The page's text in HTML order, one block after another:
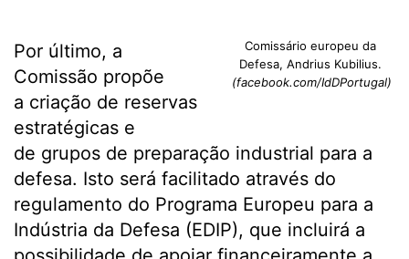
Comissário europeu da
Defesa, Andrius Kubilius.
(facebook.com/IdDPortugal)
Por último, a
Comissão propõe
a criação de reservas
estratégicas e
de grupos de preparação industrial para a
defesa. Isto será facilitado através do
regulamento do Programa Europeu para a
Indústria da Defesa (EDIP), que incluirá a